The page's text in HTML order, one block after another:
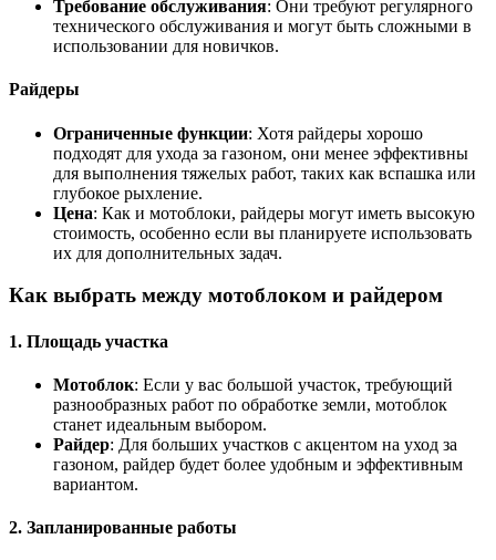
Требование обслуживания: Они требуют регулярного
технического обслуживания и могут быть сложными в
использовании для новичков.
Райдеры
Ограниченные функции: Хотя райдеры хорошо
подходят для ухода за газоном, они менее эффективны
для выполнения тяжелых работ, таких как вспашка или
глубокое рыхление.
Цена: Как и мотоблоки, райдеры могут иметь высокую
стоимость, особенно если вы планируете использовать
их для дополнительных задач.
Как выбрать между мотоблоком и райдером
1. Площадь участка
Мотоблок: Если у вас большой участок, требующий
разнообразных работ по обработке земли, мотоблок
станет идеальным выбором.
Райдер: Для больших участков с акцентом на уход за
газоном, райдер будет более удобным и эффективным
вариантом.
2. Запланированные работы